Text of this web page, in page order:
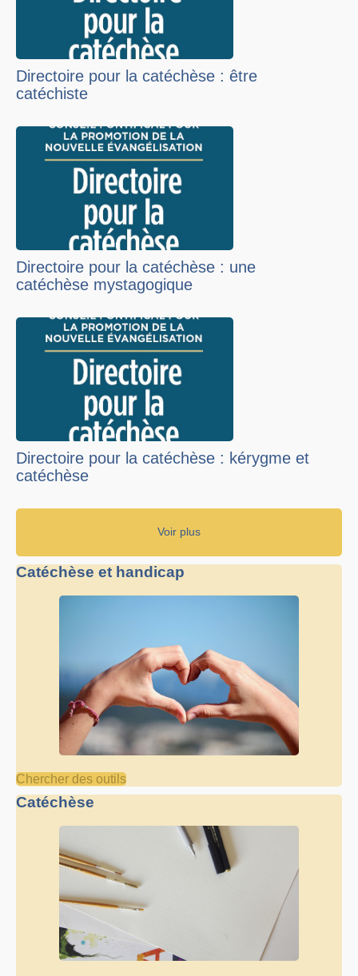
Directoire pour la catéchèse : être
catéchiste
Directoire pour la catéchèse : une
catéchèse mystagogique
Directoire pour la catéchèse : kérygme et
catéchèse
Voir plus
Catéchèse et handicap
Chercher des outils
Catéchèse